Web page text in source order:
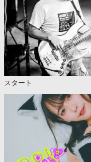
スタート